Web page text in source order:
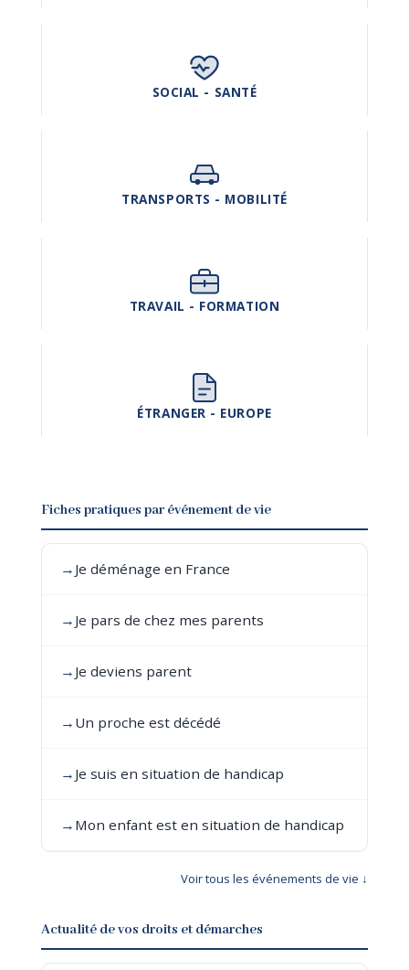
SOCIAL - SANTÉ
TRANSPORTS - MOBILITÉ
TRAVAIL - FORMATION
ÉTRANGER - EUROPE
Fiches pratiques par événement de vie
→ Je déménage en France
→ Je pars de chez mes parents
→ Je deviens parent
→ Un proche est décédé
→ Je suis en situation de handicap
→ Mon enfant est en situation de handicap
Voir tous les événements de vie ↓
Actualité de vos droits et démarches